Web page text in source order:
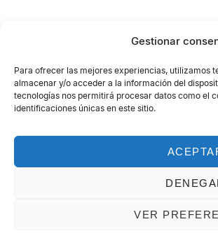
Gestionar
Para ofrecer las mejores experiencias, utilizamos
almacenar y/o acceder a la información del
tecnologías nos permitirá procesar datos como el
identificaciones únicas en este sitio.
VER